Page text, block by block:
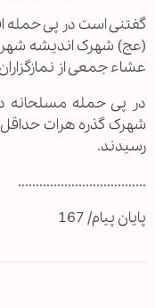
گفتنی است در پی حمله
(عج) شهرک اندیشه
عشاء جمعی از
در پی حمله
رسیدند.
....................................
پایان پیام/ 167